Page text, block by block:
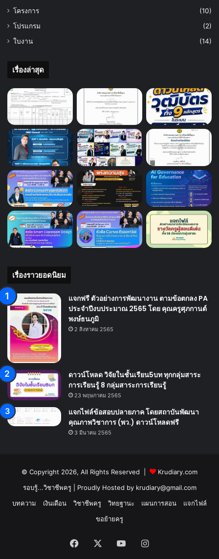
โครงการ
(10)
โปรแกรม
(2)
ใบงาน
(14)
เรื่องล่าสุด
เรื่องราวยอดนิยม
แจกฟรี ตัวอย่างการพัฒนางาน ตามข้อตกลง PA
ประจำปีงบประมาณ 2565 โดย คุณครูศุภกานต์
พงษ์ธนภูมิ
2 สิงหาคม 2565
ดาวน์โหลด วิจัยในชั้นเรียน5บท ทุกกลุ่มสาระ
การเรียนรู้ 8 กลุ่มสาระการเรียนรู้
23 พฤษภาคม 2565
แจกไฟล์ข้อสอบปลายภาค โดยสถาบันพัฒนา
คุณภาพวิชาการ (พว.) ดาวน์โหลดฟรี
3 มีนาคม 2565
© Copyright 2026, All Rights Reserved |
Krudiary.com
รอบรู้...วิชาชีพครู| Proudly Hosted by krudiary@gmail.com
บทความ
เงินเดือน วิชาชีพครู วิทยฐานะ แผนการสอน
แจกไฟล์
ขอย้ายครู
Facebook YouTubeInstagram